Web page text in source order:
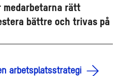
rätt
bättre och trivas på
arbetsplatsstrategi